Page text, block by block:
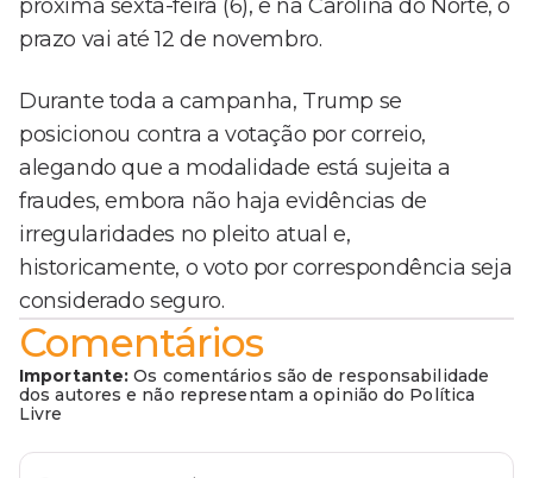
próxima sexta-feira (6), e na Carolina do Norte, o
prazo vai até 12 de novembro.
Durante toda a campanha, Trump se
posicionou contra a votação por correio,
alegando que a modalidade está sujeita a
fraudes, embora não haja evidências de
irregularidades no pleito atual e,
historicamente, o voto por correspondência seja
considerado seguro.
Comentários
Importante: Os comentários são de responsabilidade
dos autores e não representam a opinião do Política
Livre